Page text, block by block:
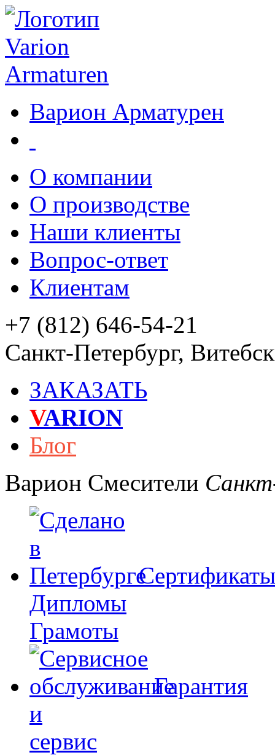
Варион Арматурен
О компании
О производстве
Наши клиенты
Вопрос-ответ
Клиентам
+7 (812) 646-54-21
Санкт-Петербург,
ЗАКАЗАТЬ
VARION
Блог
Варион Смесители
Сертификаты
Дипломы
Грамоты
Гарантия
и
сервис